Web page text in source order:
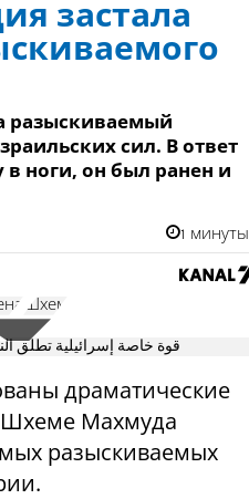
застала
разыскиваемый
сил. В ответ
ноги, он был ранен и
1 минуты
Шхем
قوة خاصة إسرائيلية تطلق
драматические
Шхеме Махмуда
разыскиваемых